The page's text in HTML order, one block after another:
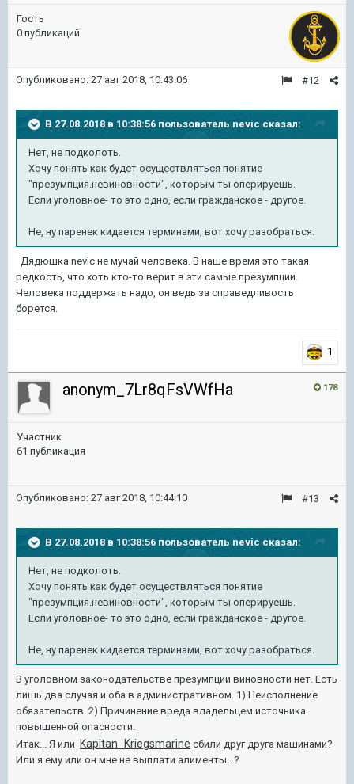
Гость
0 публикаций
#12
Опубликовано: 27 авг 2018, 10:43:06
В 27.08.2018 в 10:38:56 пользователь nevic сказал:
Нет, не подколоть.
Хочу понять как будет осуществляться понятие
"презумпция.невиновности", которым ты оперируешь.
Если уголовное- то это одно, если гражданское - другое.
Не, ну паренек кидается терминами, вот хочу разобраться.
Дядюшка nevic не мучай человека. В наше время это такая
редкость, что хоть кто-то верит в эти самые презумпции.
Человека поддержать надо, он ведь за справедливость
борется.
1
178
anonym_7Lr8qFsVWfHa
Участник
61 публикация
#13
Опубликовано: 27 авг 2018, 10:44:10
В 27.08.2018 в 10:38:56 пользователь nevic сказал:
Нет, не подколоть.
Хочу понять как будет осуществляться понятие
"презумпция.невиновности", которым ты оперируешь.
Если уголовное- то это одно, если гражданское - другое.
Не, ну паренек кидается терминами, вот хочу разобраться.
В уголовном законодательстве презумпции виновности нет. Есть
лишь два случая и оба в административном. 1) Неисполнение
обязательств. 2) Причинение вреда владельцем источника
повышенной опасности.
Итак... Я или Kapitan_Kriegsmarine сбили друг друга машинами?
Или я ему или он мне не выплати алименты...?